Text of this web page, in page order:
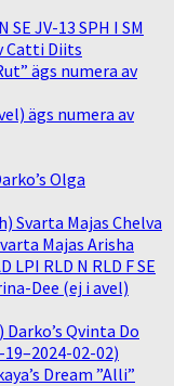
SE JV-13 SPH I SM
Catti Diits
ägs numera av
ägs numera av
Olga
Svarta Majas Chelva
Majas Arisha
LPI RLD N RLD F SE
Dee (ej i avel)
Darko’s Qvinta Do
02-02)
Dream ”Alli”